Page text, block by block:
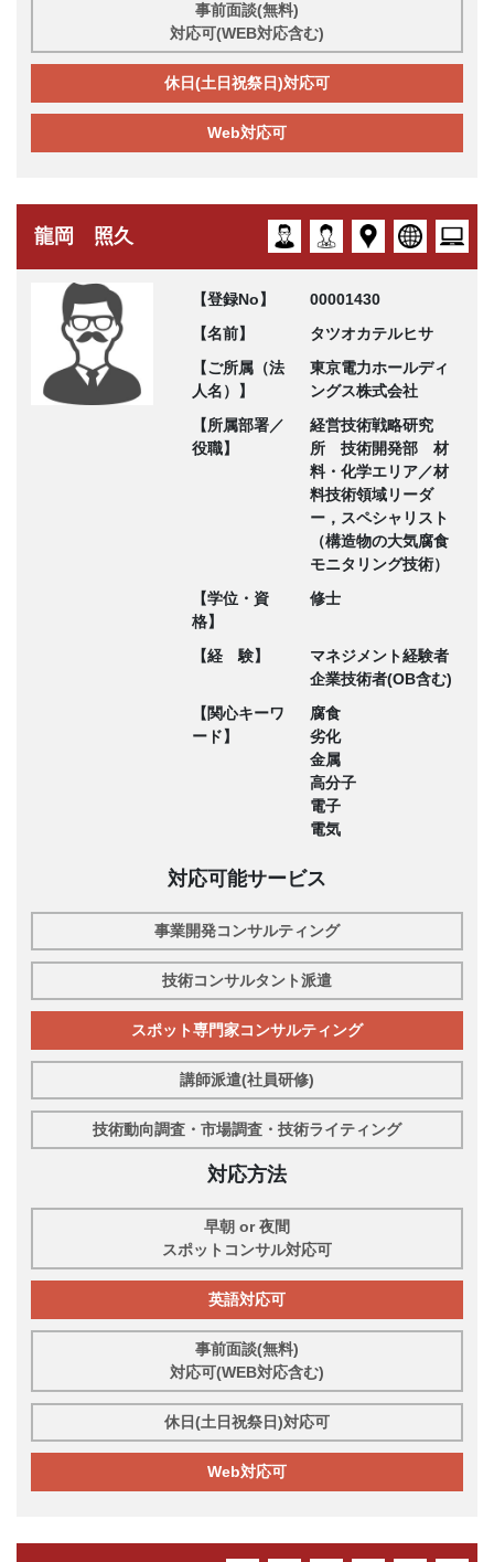
事前面談(無料)
対応可(WEB対応含む)
休日(土日祝祭日)対応可
Web対応可
龍岡 照久
【登録No】
00001430
【名前】
タツオカテルヒサ
【ご所属（法
人名）】
東京電力ホールディ
ングス株式会社
【所属部署／
役職】
経営技術戦略研究
所 技術開発部 材
料・化学エリア／材
料技術領域リーダ
ー，スペシャリスト
（構造物の大気腐食
モニタリング技術）
【学位・資
格】
修士
【経 験】
マネジメント経験者
企業技術者(OB含む)
【関心キーワ
ード】
腐食
劣化
金属
高分子
電子
電気
対応可能サービス
事業開発コンサルティング
技術コンサルタント派遣
スポット専門家コンサルティング
講師派遣(社員研修)
技術動向調査・市場調査・技術ライティング
対応方法
早朝 or 夜間
スポットコンサル対応可
英語対応可
事前面談(無料)
対応可(WEB対応含む)
休日(土日祝祭日)対応可
Web対応可